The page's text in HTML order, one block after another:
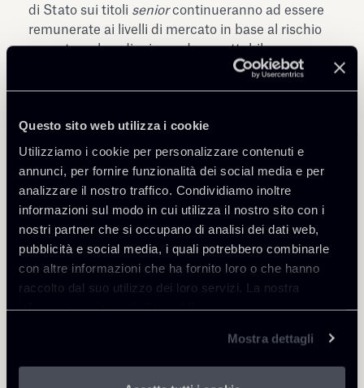
Questo sito web utilizza i cookie
Utilizziamo i cookie per personalizzare contenuti e
annunci, per fornire funzionalità dei social media e per
analizzare il nostro traffico. Condividiamo inoltre
informazioni sul modo in cui utilizza il nostro sito con i
nostri partner che si occupano di analisi dei dati web,
pubblicità e social media, i quali potrebbero combinarle
con altre informazioni che ha fornito loro o che hanno
raccolto dal suo utilizzo dei loro servizi. La nostra
informativa privacy è disponibilequi.
Mostra dettagli
di Stato sui titoli seniorcontinueranno ad essere
remunerate ai livelli di mercato in base al rischio
assunto, vale a dire in modo accettabile per un
operatore privato alle condizioni di mercato. Sulla
base di queste considerazioni, la Commissione,
costituisce aiuto di Stato ai sensi della normativa
UE, ha concesso l’autorizzazione fino al 27
maggio 2021.